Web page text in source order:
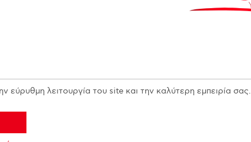
S.A. - All rights reserved
λειτουργία του site και την καλύτερη εμπειρία σας.